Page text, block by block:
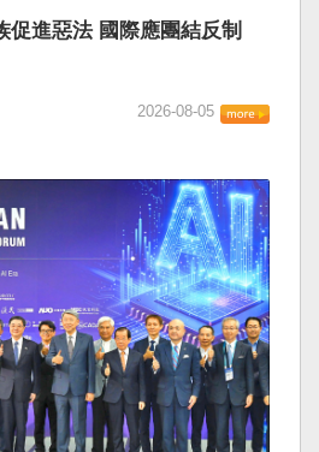
促進惡法 國際應團結反制
2026-08-05